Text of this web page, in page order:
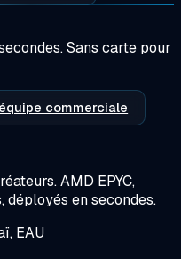
Sans carte pour
commerciale
AMD EPYC,
déployés en secondes.
EAU